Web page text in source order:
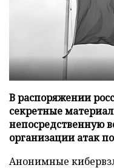
В распоряжении
секретные
непосредственную
организации атак
Анонимные